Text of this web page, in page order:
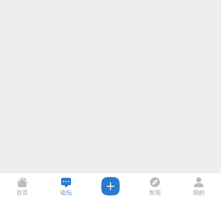
首页 论坛 发现 我的